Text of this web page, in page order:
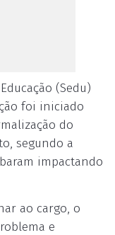
(Sedu)
foi iniciado
do
segundo a
impactando
ao cargo, o
e